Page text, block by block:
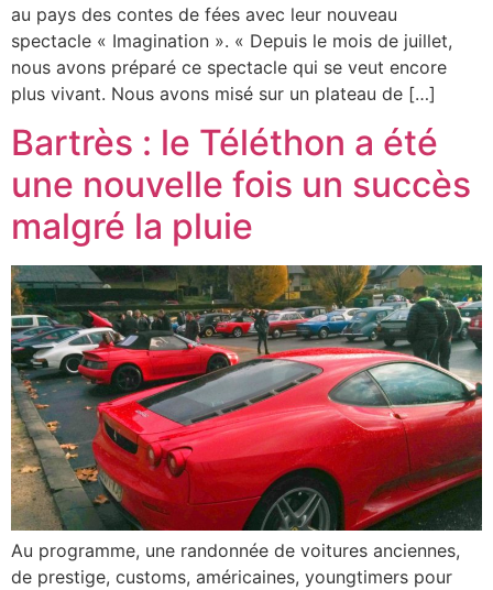
au pays des contes de fées avec leur nouveau
spectacle « Imagination ». « Depuis le mois de juillet,
nous avons préparé ce spectacle qui se veut encore
plus vivant. Nous avons misé sur un plateau de […]
Bartrès : le Téléthon a été
une nouvelle fois un succès
malgré la pluie
Au programme, une randonnée de voitures anciennes,
de prestige, customs, américaines, youngtimers pour